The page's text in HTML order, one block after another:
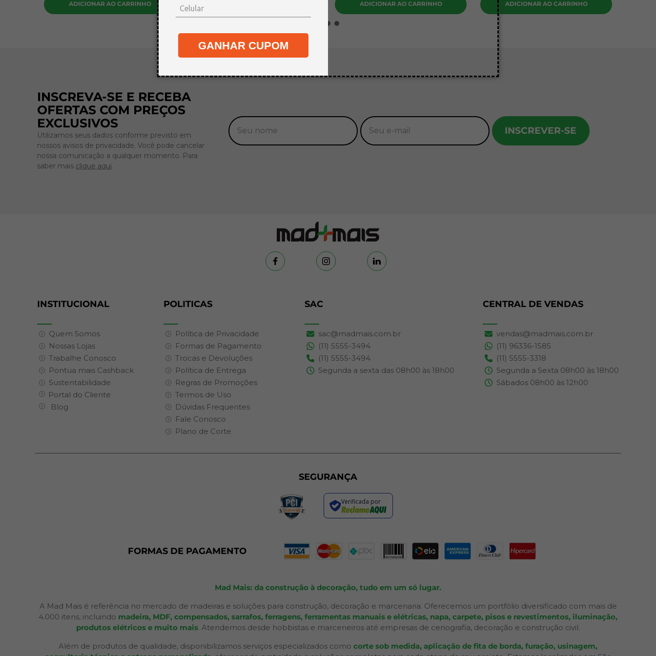
GANHAR CUPOM
ADICIONAR AO CARRINHO ADICIONAR AO CARRINHO ADICIONAR AO CARRINHO
INSCREVA-SE E RECEBA
OFERTAS COM PREÇOS
EXCLUSIVOS
Utilizamos seus dados conforme previsto em
nossos avisos de privacidade. Você pode cancelar
nossa comunicação a qualquer momento. Para
saber mais clique aqui.
INSCREVER-SE
INSTITUCIONAL
Quem Somos
Nossas Lojas
Trabalhe Conosco
Pontua mais Cashback
Sustentabilidade
Portal do Cliente
Blog
POLITICAS
Política de Privacidade
Formas de Pagamento
Trocas e Devoluções
Política de Entrega
Regras de Promoções
Termos de Uso
Dúvidas Frequentes
Fale Conosco
Plano de Corte
SAC
sac@madmais.com.br
(11) 5555-3494
(11) 5555-3494
Segunda a sexta das 08h00 às 18h00
CENTRAL DE VENDAS
vendas@madmais.com.br
(11) 96336-1585
(11) 5555-3318
Segunda a Sexta 08h00 às 18h00
Sábados 08h00 às 12h00
SEGURANÇA
Verificada por
FORMAS DE PAGAMENTO
Mad Mais: da construção à decoração, tudo em um só lugar.
A Mad Mais é referência no mercado de madeiras e soluções para construção, decoração e marcenaria. Oferecemos um portfólio diversificado com mais de
4.000 itens, incluindo madeira, MDF, compensados, sarrafos, ferragens, ferramentas manuais e elétricas, napa, carpete, pisos e revestimentos, iluminação,
produtos elétricos e muito mais. Atendemos desde hobbistas e marceneiros até empresas de cenografia, decoração e construção civil.
Além de produtos de qualidade, disponibilizamos serviços especializados como corte sob medida, aplicação de fita de borda, furação, usinagem,